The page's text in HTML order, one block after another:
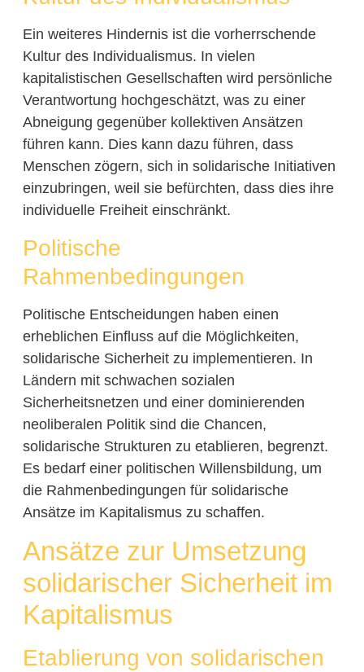
Ein weiteres Hindernis ist die vorherrschende
Kultur des Individualismus. In vielen
kapitalistischen Gesellschaften wird persönliche
Verantwortung hochgeschätzt, was zu einer
Abneigung gegenüber kollektiven Ansätzen
führen kann. Dies kann dazu führen, dass
Menschen zögern, sich in solidarische Initiativen
einzubringen, weil sie befürchten, dass dies ihre
individuelle Freiheit einschränkt.
Politische
Rahmenbedingungen
Politische Entscheidungen haben einen
erheblichen Einfluss auf die Möglichkeiten,
solidarische Sicherheit zu implementieren. In
Ländern mit schwachen sozialen
Sicherheitsnetzen und einer dominierenden
neoliberalen Politik sind die Chancen,
solidarische Strukturen zu etablieren, begrenzt.
Es bedarf einer politischen Willensbildung, um
die Rahmenbedingungen für solidarische
Ansätze im Kapitalismus zu schaffen.
Ansätze zur Umsetzung
solidarischer Sicherheit im
Kapitalismus
Etablierung von solidarischen